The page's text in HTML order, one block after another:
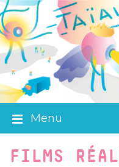
Skip
to
content
Skip
to
main
navigation
Skip
to
footer
Menu
FILMS